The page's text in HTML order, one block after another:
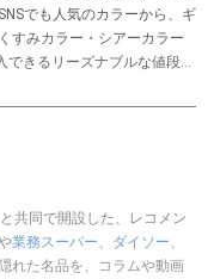
でも人気のカラーから、ギ
すみカラー・シアーカラー
きるリーズナブルな値段設
フジェルネイルのやり方
共同で開設した、レコメン
業務スーパー、 ダイソー、
れた名品を、コラムや動画